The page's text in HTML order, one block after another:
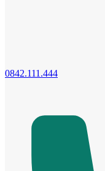
0842.111.444